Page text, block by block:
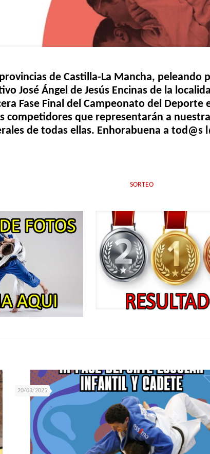
de Castilla-La Mancha,
José Ángel de Jesús Encinas de la
Fase Final del Campeonato del Deporte
competidores que representarán a
de todas ellas. Enhorabuena a
SORTEO
20/03/2025